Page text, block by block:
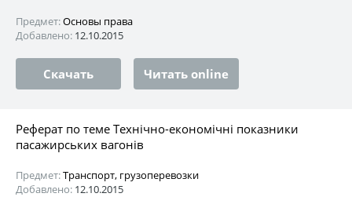
Предмет:Основы права
Добавлено: 12.10.2015
Скачать Читать online
Реферат по теме Технічно-економічні показники
пасажирських вагонів
Предмет:Транспорт, грузоперевозки
Добавлено: 12.10.2015